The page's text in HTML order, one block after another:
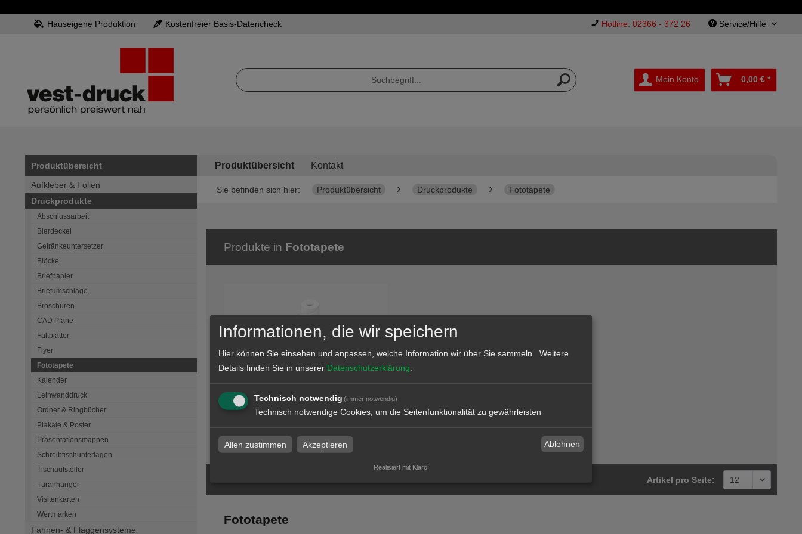
Hauseigene Produktion Kostenfreier Basis-Datencheck Hotline: 02366 - 372 26 Service/Hilfe
Mein Konto 0,00 € *
Produktübersicht
Aufkleber & Folien
Druckprodukte
Abschlussarbeit
Bierdeckel
Getränkeuntersetzer
Blöcke
Briefpapier
Briefumschläge
Broschüren
CAD Pläne
Faltblätter
Flyer
Fototapete
Kalender
Leinwanddruck
Ordner & Ringbücher
Plakate & Poster
Präsentationsmappen
Schreibtischunterlagen
Tischaufsteller
Türanhänger
Visitenkarten
Wertmarken
Fahnen- & Flaggensysteme
Produktübersicht Kontakt
Sie befinden sich hier: Produktübersicht Druckprodukte Fototapete
Produkte in Fototapete
zum Artikel
Artikel pro Seite:
Fototapete
Informationen, die wir speichern
Hier können Sie einsehen und anpassen, welche Information wir über Sie sammeln.
Weitere
Details finden Sie in unserer Datenschutzerklärung
Technisch notwendig (immer notwendig)
Technisch notwendige Cookies, um die Seitenfunktionalität zu gewährleisten
Allen zustimmen Akzeptieren Ablehnen
Realisiert mit Klaro!